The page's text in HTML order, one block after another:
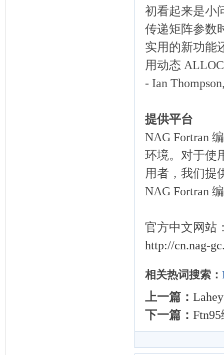
初看起来是小
传递矩阵参数
实用的新功能
用动态
- Ian
提供平台
NAG Fortran
环境。对于使
用者，我们提
NAG Fortran
官方中文网站
http://cn.nag-
相关热词搜索：
上一篇：
下一篇：